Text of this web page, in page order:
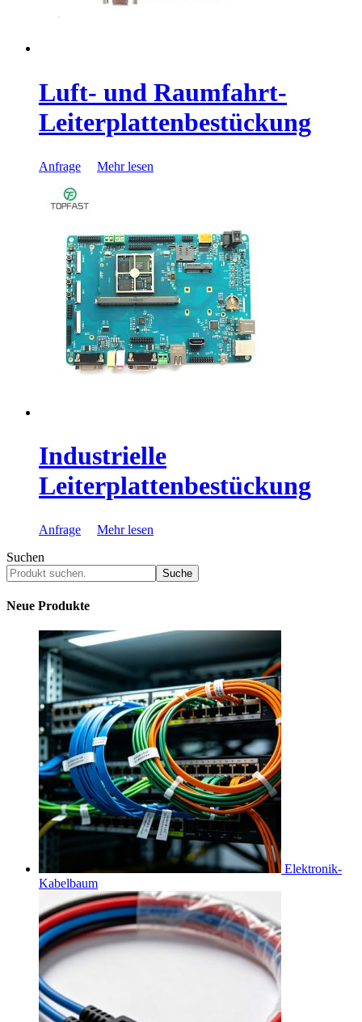
Luft- und Raumfahrt-
Leiterplattenbestückung
Anfrage Mehr lesen
Industrielle
Leiterplattenbestückung
Anfrage
Mehr lesen
Suchen
Suche
Neue Produkte
Elektronik-
Kabelbaum